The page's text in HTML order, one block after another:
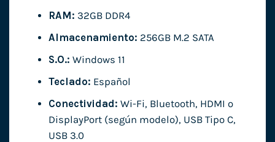
RAM: 32GB DDR4
Almacenamiento: 256GB M.2 SATA
S.O.: Windows 11
Teclado: Español
Conectividad: Wi-Fi, Bluetooth, HDMI o
DisplayPort (según modelo), USB Tipo C,
USB 3.0